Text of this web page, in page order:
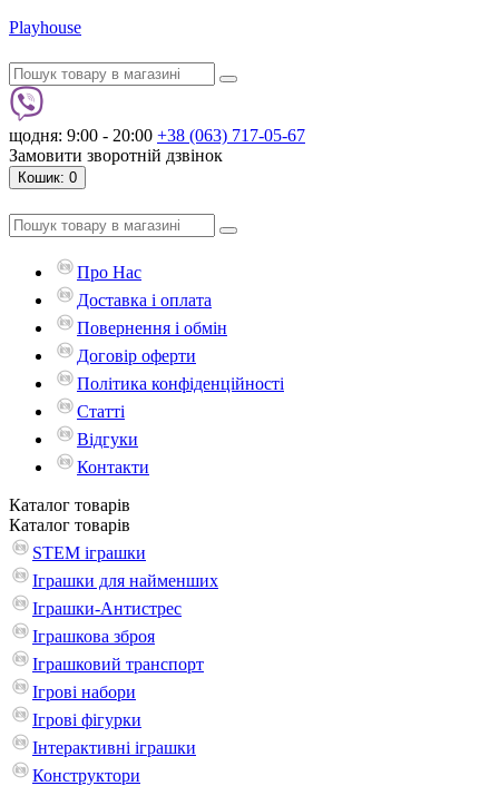
Playhouse
щодня: 9:00 - 20:00 +38 (063) 717-05-67
Замовити зворотній дзвінок
Кошик: 0
Про Нас
Доставка і оплата
Повернення і обмін
Договір оферти
Політика конфіденційності
Статті
Відгуки
Контакти
Каталог товарів
Каталог товарів
STEM іграшки
Іграшки для найменших
Іграшки-Антистрес
Іграшкова зброя
Іграшковий транспорт
Ігрові набори
Ігрові фігурки
Інтерактивні іграшки
Конструктори